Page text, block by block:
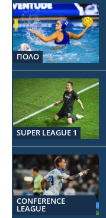
ΠΟΛΟ
SUPER LEAGUE 1
CONFERENCE
LEAGUE